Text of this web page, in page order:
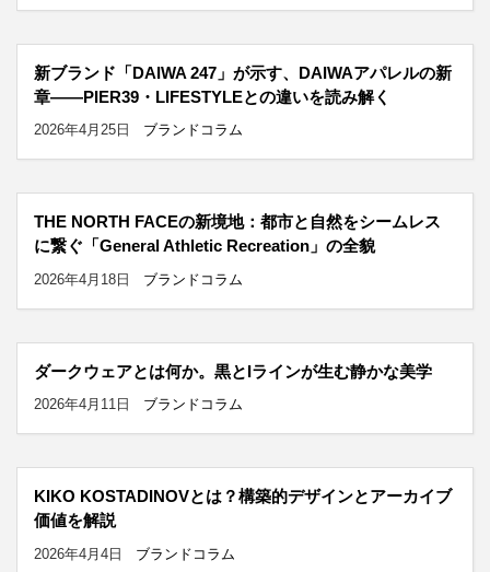
新ブランド「DAIWA 247」が示す、DAIWAアパレルの新
章——PIER39・LIFESTYLEとの違いを読み解く
2026年4月25日 ブランドコラム
THE NORTH FACEの新境地：都市と自然をシームレス
に繋ぐ「General Athletic Recreation」の全貌
2026年4月18日 ブランドコラム
ダークウェアとは何か。黒とIラインが生む静かな美学
2026年4月11日 ブランドコラム
KIKO KOSTADINOVとは？構築的デザインとアーカイブ
価値を解説
2026年4月4日 ブランドコラム